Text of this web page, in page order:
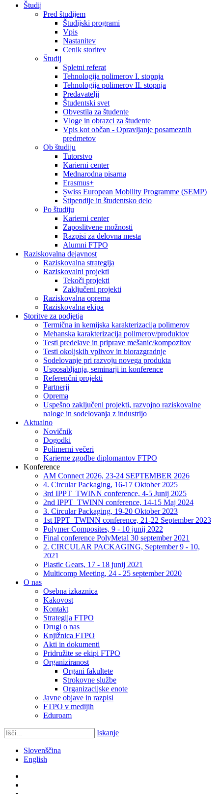
Študij
Pred študijem
Študijski programi
Vpis
Nastanitev
Cenik storitev
Študij
Spletni referat
Tehnologija polimerov I. stopnja
Tehnologija polimerov II. stopnja
Predavatelji
Študentski svet
Obvestila za študente
Vloge in obrazci za študente
Vpis kot občan - Opravljanje posameznih
predmetov
Ob študiju
Tutorstvo
Karierni center
Mednarodna pisarna
Erasmus+
Swiss European Mobility Programme (SEMP)
Štipendije in študentsko delo
Po študiju
Karierni center
Zaposlitvene možnosti
Razpisi za delovna mesta
Alumni FTPO
Raziskovalna dejavnost
Raziskovalna strategija
Raziskovalni projekti
Tekoči projekti
Zaključeni projekti
Raziskovalna oprema
Raziskovalna ekipa
Storitve za podjetja
Termična in kemijska karakterizacija polimerov
Mehanska karakterizacija polimerov/produktov
Testi predelave in priprave mešanic/kompozitov
Testi okoljskih vplivov in biorazgradnje
Sodelovanje pri razvoju novega produkta
Usposabljanja, seminarji in konference
Referenčni projekti
Partnerji
Oprema
Uspešno zaključeni projekti, razvojno raziskovalne
naloge in sodelovanja z industrijo
Aktualno
Novičnik
Dogodki
Polimerni večeri
Karierne zgodbe diplomantov FTPO
Konference
AM Connect 2026, 23-24 SEPTEMBER 2026
4. Circular Packaging, 16-17 Oktober 2025
3rd IPPT_TWINN conference, 4-5 Junij 2025
2nd IPPT_TWINN conference, 14-15 Maj 2024
3. Circular Packaging, 19-20 Oktober 2023
1st IPPT_TWINN conference, 21-22 September 2023
Polymer Composites, 9 - 10 junij 2022
Final conference PolyMetal 30 september 2021
2. CIRCULAR PACKAGING, September 9 - 10,
2021
Plastic Gears, 17 - 18 junij 2021
Multicomp Meeting, 24 - 25 september 2020
O nas
Osebna izkaznica
Kakovost
Kontakt
Strategija FTPO
Drugi o nas
Knjižnica FTPO
Akti in dokumenti
Pridružite se ekipi FTPO
Organiziranost
Organi fakultete
Strokovne službe
Organizacijske enote
Javne objave in razpisi
FTPO v medijih
Eduroam
Iskanje
Slovenščina
English